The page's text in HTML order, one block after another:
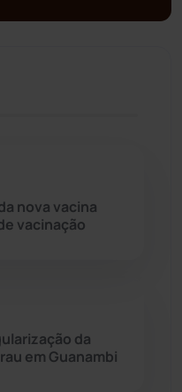
(50)
nova vacina
vacinação
da
em Guanambi